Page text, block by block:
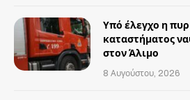
Υπό έλεγχο η
καταστήματος
στον Άλιμο
8 Αυγούστου, 2026